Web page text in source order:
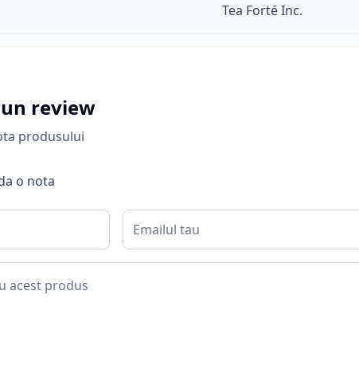
Tea Forté Inc.
review
produsului
o nota